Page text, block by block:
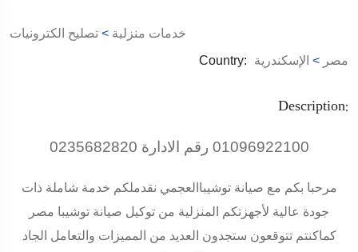
خدمات منزلية > تصليح الكترونيات
Country:
مصر > الإسكندرية
Description:
01096922100 رقم الادارة 0235682820
مرحبا بكم مع صيانةتوشيبا العجمي نقدملكم خدمة شاملة ذات
جودة عالية لأجهزتكم المنزلية من توكيل صيانة توشيبا مصر
كماكنتم تتوقعون ستجدون العديد من المميزات والتعامل الجاد